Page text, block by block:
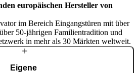
europäischen Hersteller von
im Bereich Eingangstüren mit über
50-jährigen Familientradition und
in mehr als 30 Märkten weltweit.
Eigene